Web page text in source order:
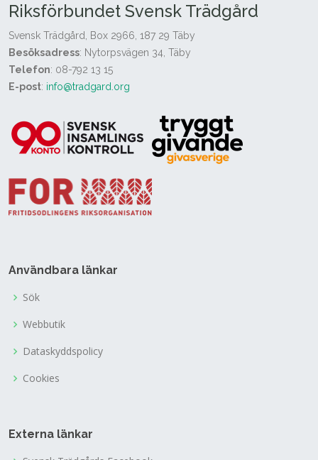
Riksförbundet Svensk Trädgård
Svensk Trädgård, Box 2966, 187 29 Täby
Besöksadress: Nytorpsvägen 34, Täby
Telefon: 08-792 13 15
E-post: info@tradgard.org
Användbara länkar
Sök
Webbutik
Dataskyddspolicy
Cookies
Externa länkar